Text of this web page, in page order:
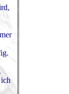
ich